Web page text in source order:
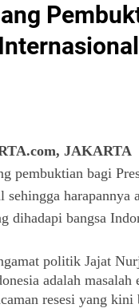
JAKARTA
pembuktian bagi
sehingga
dihadapi bangsa
politik Jajat
adalah
resesi yang